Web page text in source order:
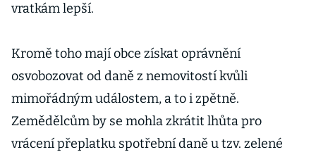
vratkám lepší.
Kromě toho mají obce získat oprávnění
osvobozovat od daně z nemovitostí kvůli
mimořádným událostem, a to i zpětně.
Zemědělcům by se mohla zkrátit lhůta pro
vrácení přeplatku spotřební daně u tzv. zelené